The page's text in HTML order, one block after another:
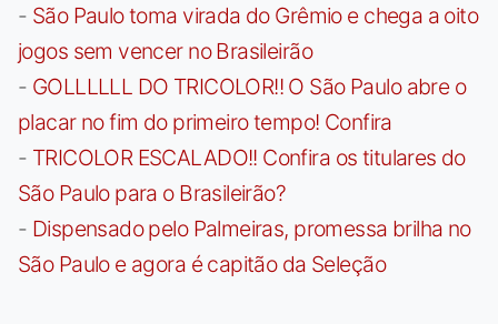
- São Paulo toma virada do Grêmio e chega a oito
jogos sem vencer no Brasileirão
- GOLLLLLL DO TRICOLOR!! O São Paulo abre o
placar no fim do primeiro tempo! Confira
- TRICOLOR ESCALADO!! Confira os titulares do
São Paulo para o Brasileirão?
- Dispensado pelo Palmeiras, promessa brilha no
São Paulo e agora é capitão da Seleção